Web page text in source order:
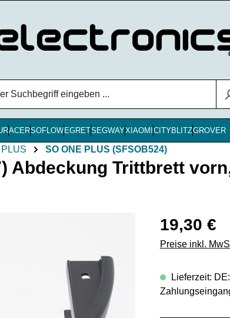
ACERSOFLOW EGRETSEGWAYXIAOMI CITYBLITZGROVER
SO ONE PLUS (SFSOB524)
Abdeckung Trittbrett
Regulärer Preis:
19,30 €
Preise inkl.
Lieferzeit: